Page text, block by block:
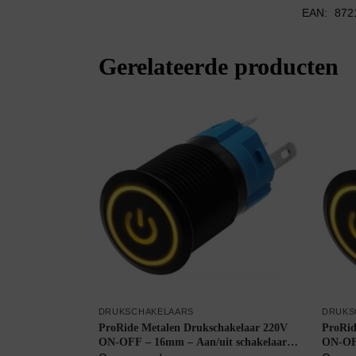
EAN:
Gerelateerde producten
DRUKSCHAKELAARS
ProRide Metalen Drukschakelaar 220V
ON-OFF – 16mm – Aan/uit schakelaar –
ON-